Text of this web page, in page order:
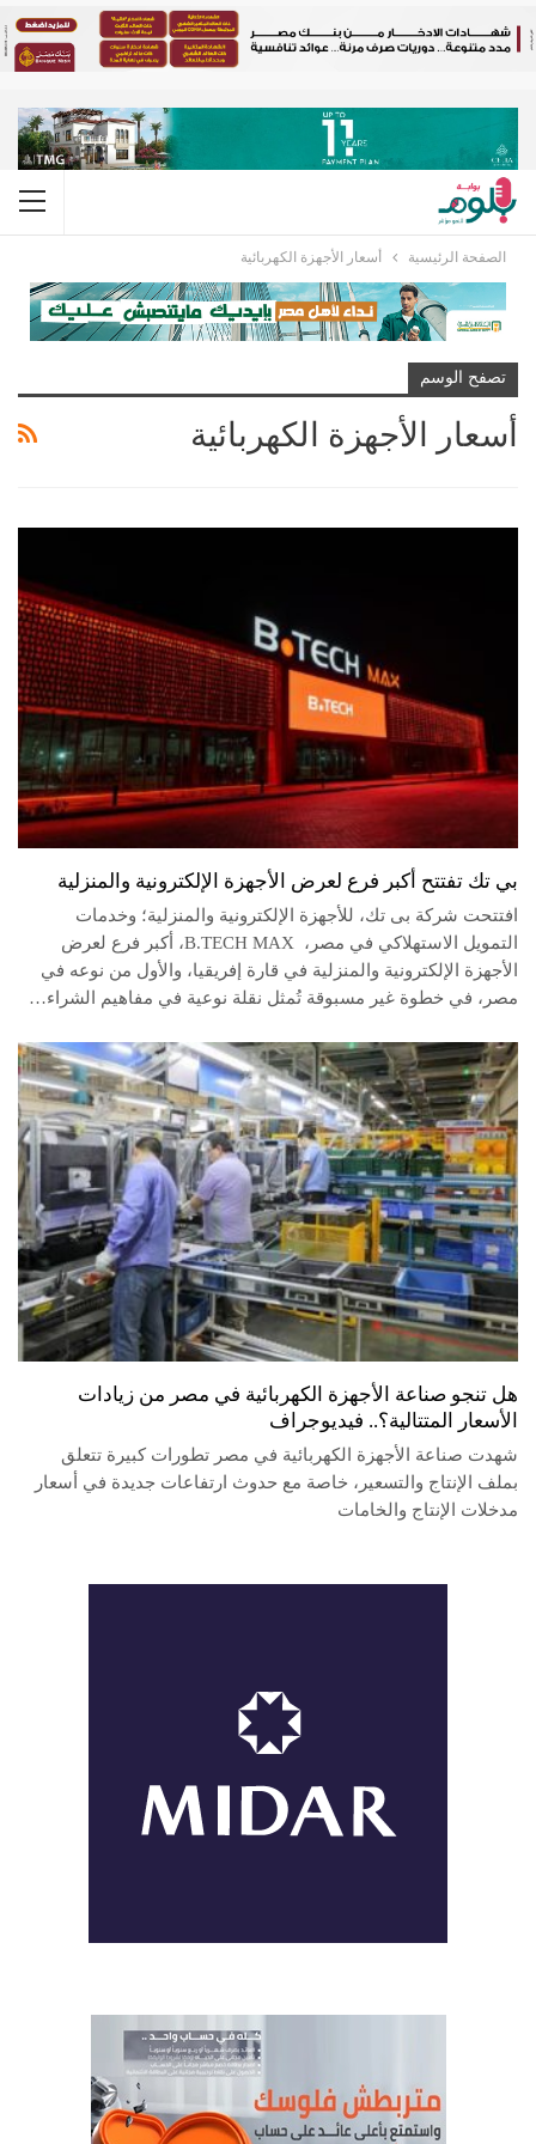
الصفحة الرئيسية أسعار الأجهزة الكهربائية
تصفح الوسم
أسعار الأجهزة الكهربائية
بي تك تفتتح أكبر فرع لعرض الأجهزة الإلكترونية والمنزلية
افتتحت شركة بى تك، للأجهزة الإلكترونية والمنزلية؛ وخدمات
التمويل الاستهلاكي في مصر، B.TECH MAX، أكبر فرع لعرض
الأجهزة الإلكترونية والمنزلية في قارة إفريقيا، والأول من نوعه في
مصر، في خطوة غير مسبوقة تُمثل نقلة نوعية في مفاهيم الشراء…
هل تنجو صناعة الأجهزة الكهربائية في مصر من زيادات
الأسعار المتتالية؟.. فيديوجراف
شهدت صناعة الأجهزة الكهربائية في مصر تطورات كبيرة تتعلق
بملف الإنتاج والتسعير، خاصة مع حدوث ارتفاعات جديدة في أسعار
مدخلات الإنتاج والخامات